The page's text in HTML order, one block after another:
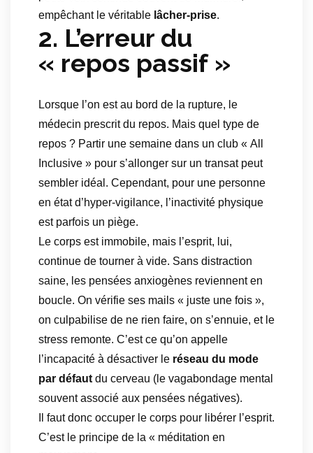
empêchant le véritable lâcher-prise.
2. L’erreur du
« repos passif »
Lorsque l’on est au bord de la rupture, le
médecin prescrit du repos. Mais quel type de
repos ? Partir une semaine dans un club « All
Inclusive » pour s’allonger sur un transat peut
sembler idéal. Cependant, pour une personne
en état d’hyper-vigilance, l’inactivité physique
est parfois un piège.
Le corps est immobile, mais l’esprit, lui,
continue de tourner à vide. Sans distraction
saine, les pensées anxiogènes reviennent en
boucle. On vérifie ses mails « juste une fois »,
on culpabilise de ne rien faire, on s’ennuie, et le
stress remonte. C’est ce qu’on appelle
l’incapacité à désactiver le réseau du mode
par défaut du cerveau (le vagabondage mental
souvent associé aux pensées négatives).
Il faut donc occuper le corps pour libérer l’esprit.
C’est le principe de la « méditation en